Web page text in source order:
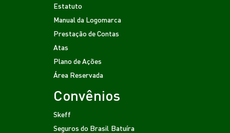
Estatuto
Manual da Logomarca
Prestação de Contas
Atas
Plano de Ações
Área Reservada
Convênios
Skeff
Seguros do Brasil Batuíra